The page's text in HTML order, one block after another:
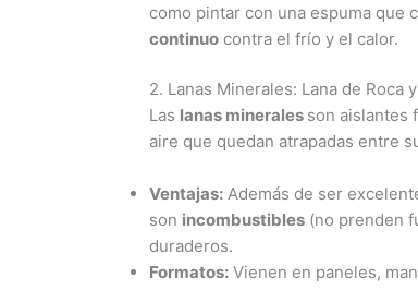
como pintar con una espuma que
continuo contra el frío y el calor.
2. Lanas Minerales: Lana de Roca
Las lanas minerales son aislantes
aire que quedan atrapadas entre
Ventajas: Además de ser
son incombustibles (no prenden
duraderos.
Formatos: Vienen en paneles,